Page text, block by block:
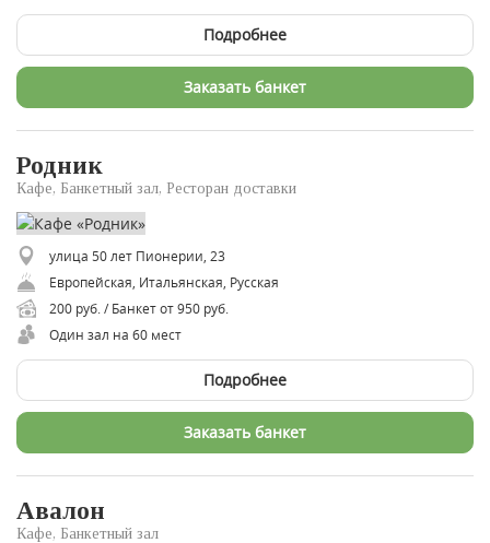
Подробнее
Заказать банкет
Родник
Кафе, Банкетный зал, Ресторан доставки
улица 50 лет Пионерии, 23
Европейская, Итальянская, Русская
200 руб. / Банкет от 950 руб.
Один зал на 60 мест
Подробнее
Заказать банкет
Авалон
Кафе, Банкетный зал